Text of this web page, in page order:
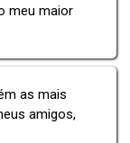
meu maior
as mais
amigos,